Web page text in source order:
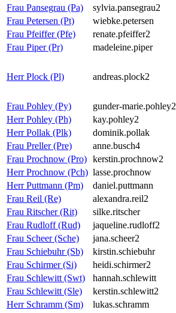
Frau Pansegrau (Pa)
sylvia.pansegrau2
Frau Petersen (Pt)
wiebke.petersen
Frau Pfeiffer (Pfe)
renate.pfeiffer2
Frau Piper (Pr)
madeleine.piper
Herr Plock (Pl) andreas.plock2
Frau Pohley (Py)
gunder-marie.pohley2
Herr Pohley (Ph)
kay.pohley2
Herr Pollak (Plk)
dominik.pollak
Frau Preller (Pre)
anne.busch4
Frau Prochnow (Pro) kerstin.prochnow2
Herr Prochnow (Pch) lasse.prochnow
Herr Puttmann (Pm)
daniel.puttmann
Frau Reil (Re)
alexandra.reil2
Frau Ritscher (Rit)
silke.ritscher
Frau Rudloff (Rud)
jaqueline.rudloff2
Frau Scheer (Sche)
jana.scheer2
Frau Schiebuhr (Sb)
kirstin.schiebuhr
Frau Schirmer (Si)
heidi.schirmer2
Frau Schlewitt (Swt)
hannah.schlewitt
Frau Schlewitt (Sle)
kerstin.schlewitt2
Herr Schramm (Sm)
lukas.schramm